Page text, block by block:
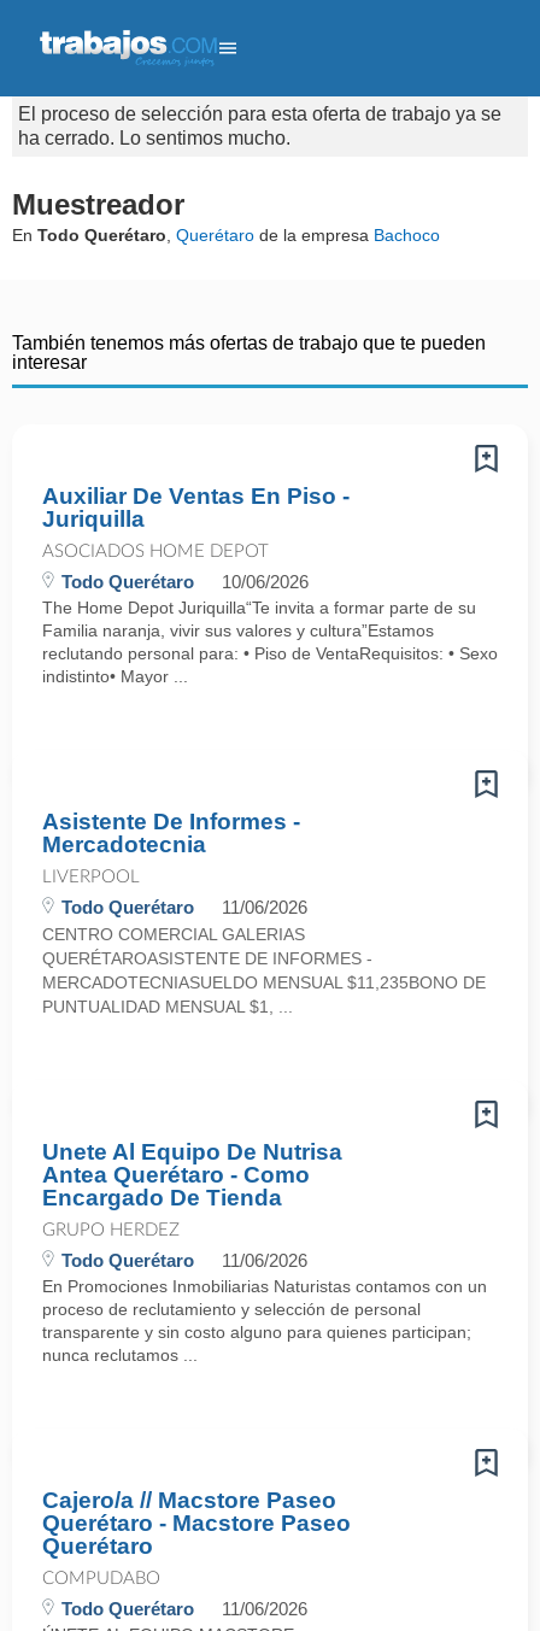
El proceso de selección para esta oferta de trabajo ya se
ha cerrado. Lo sentimos mucho.
Muestreador
En Todo Querétaro Querétaro de la empresa Bachoco
También tenemos más ofertas de trabajo que te pueden
interesar
Auxiliar De Ventas En Piso -
Juriquilla
ASOCIADOS HOME DEPOT
Todo Querétaro 10/06/2026
The Home Depot Juriquilla“Te invita a formar parte de su
Familia naranja, vivir sus valores y cultura”Estamos
reclutando personal para: • Piso de VentaRequisitos: • Sexo
indistinto• Mayor ...
Asistente De Informes -
Mercadotecnia
LIVERPOOL
Todo Querétaro 11/06/2026
CENTRO COMERCIAL GALERIAS
QUERÉTAROASISTENTE DE INFORMES -
MERCADOTECNIASUELDO MENSUAL $11,235BONO DE
PUNTUALIDAD MENSUAL $1, ...
Unete Al Equipo De Nutrisa
Antea Querétaro - Como
Encargado De Tienda
GRUPO HERDEZ
Todo Querétaro 11/06/2026
En Promociones Inmobiliarias Naturistas contamos con un
proceso de reclutamiento y selección de personal
transparente y sin costo alguno para quienes participan;
nunca reclutamos ...
Cajero/a // Macstore Paseo
Querétaro - Macstore Paseo
Querétaro
COMPUDABO
Todo Querétaro 11/06/2026